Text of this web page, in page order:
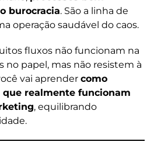
burocracia. São a linha de
operação saudável do caos.
fluxos não funcionam na
no papel, mas não resistem à
vai aprender como
que realmente funcionam
, equilibrando